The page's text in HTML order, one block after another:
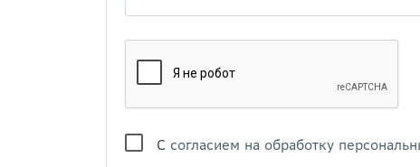
С согласием на обработку